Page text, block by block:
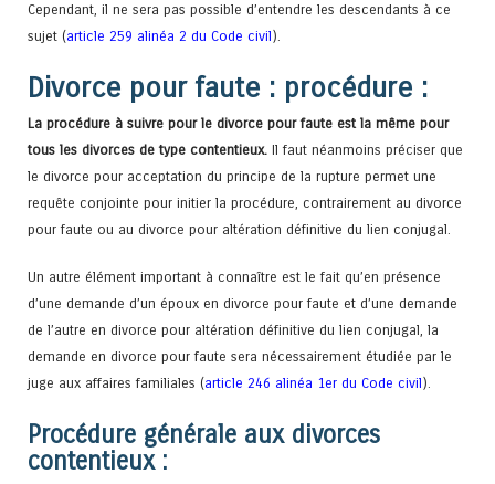
Cependant, il ne sera pas possible d’entendre les descendants à ce
sujet (article 259 alinéa 2 du Code civil).
Divorce pour faute : procédure :
La procédure à suivre pour le divorce pour faute est la même pour
tous les divorces de type contentieux. Il faut néanmoins préciser que
le divorce pour acceptation du principe de la rupture permet une
requête conjointe pour initier la procédure, contrairement au divorce
pour faute ou au divorce pour altération définitive du lien conjugal.
Un autre élément important à connaître est le fait qu’en présence
d’une demande d’un époux en divorce pour faute et d’une demande
de l’autre en divorce pour altération définitive du lien conjugal, la
demande en divorce pour faute sera nécessairement étudiée par le
juge aux affaires familiales (article 246 alinéa 1er du Code civil).
Procédure générale aux divorces
contentieux :